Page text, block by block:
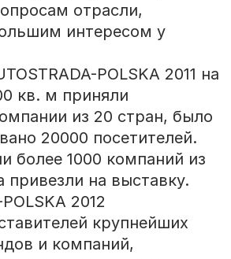
отрасли,
интересом у
POLSKA 2011 на
кв. м приняли
из 20 стран, было
20000 посетителей.
более 1000 компаний из
привезли на выставку.
2012
крупнейших
и компаний,